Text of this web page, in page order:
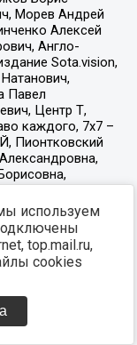
используем
top.mail.ru,
cookies